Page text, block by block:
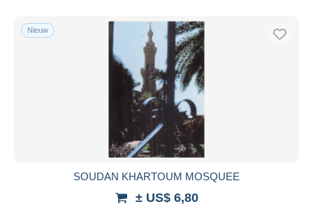
Nieuw
SOUDAN KHARTOUM MOSQUEE
± US$ 6,80